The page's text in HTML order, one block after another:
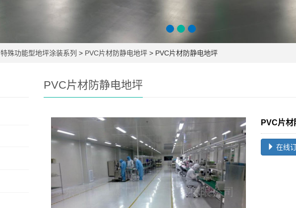
特殊功能型地坪涂装系列 > PVC片材防静电地坪 > PVC片材防静电地坪
PVC片材防静电地坪
PVC片
在线